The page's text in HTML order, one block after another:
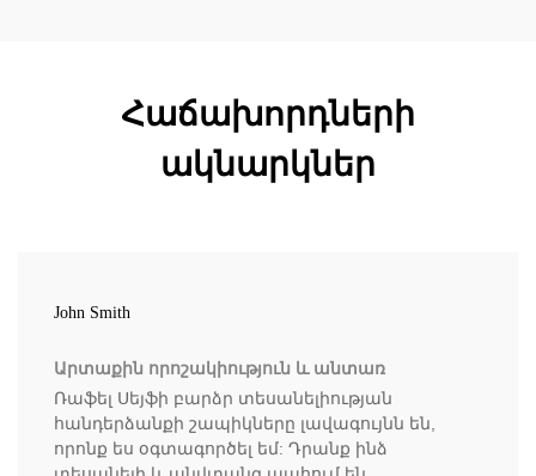
Հաճախորդների
ակնարկներ
John Smith
Արտաքին որոշակիություն և անտառ
Ռաֆել Սեյֆի բարձր տեսանելիության
հանդերձանքի շապիկները լավագույնն են,
որոնք ես օգտագործել եմ: Դրանք ինձ